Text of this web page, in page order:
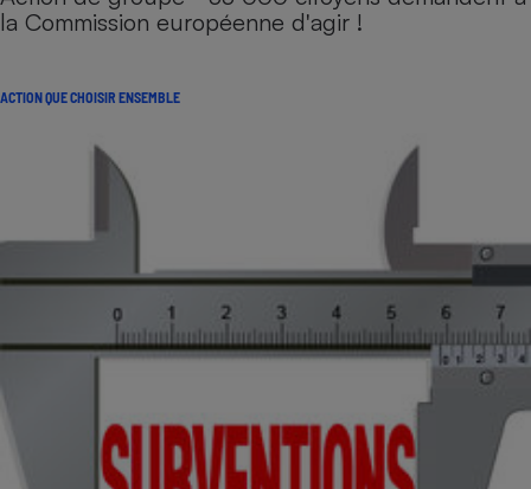
la Commission européenne d'agir !
ACTION QUE CHOISIR ENSEMBLE